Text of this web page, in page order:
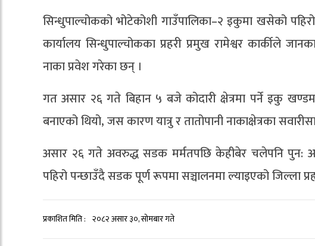
सिन्धुपाल्चोकको भोटेकोशी गाउँपालिका–२ इकुमा खसेको
कार्यालय सिन्धुपाल्चोकका प्रहरी प्रमुख रामेश्वर कार्कीले
नाका प्रवेश गरेका छन् ।
गत असार २६ गते बिहान ५ बजे कोदारी क्षेत्रमा पर्ने इकु
बनाएको थियो, जस कारण यात्रु र तातोपानी नाकाक्षेत्रका
असार २६ गते अवरुद्ध सडक मर्मतपछि केहीबेर चलेपनि पुन:
पहिरो पन्छाउँदै सडक पूर्ण रूपमा सञ्चालनमा ल्याइएको जिल्ला
प्रकाशित मिति : २०८२ असार ३०, सोमबार गते